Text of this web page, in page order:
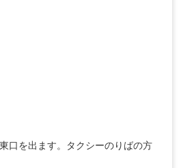
口を出ます。タクシーのりばの方